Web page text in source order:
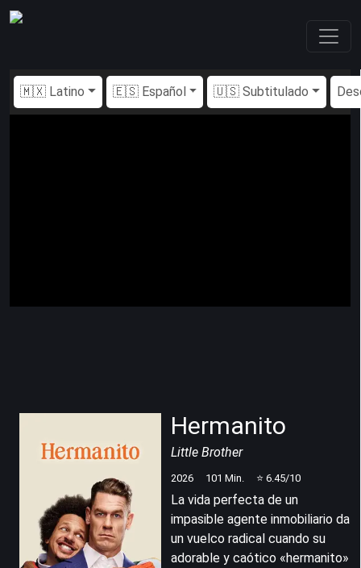
🇲🇽 Latino 🇪🇸 Español 🇺🇸 Subtitulado
Hermanito
Little Brother
2026 101 Min. ⭐ 6.45/10
La vida perfecta de un
impasible agente inmobiliario da
un vuelco radical cuando su
adorable y caótico «hermanito»